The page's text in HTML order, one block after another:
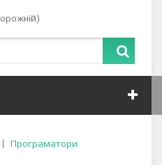
Програматори